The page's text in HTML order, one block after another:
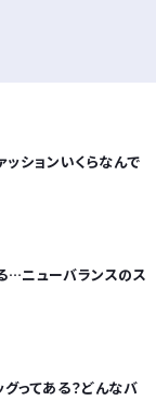
ションいくらなんで
…ニューバランスのス
ってある？どんなバ